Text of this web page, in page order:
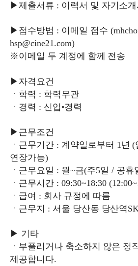
▶제출서류 : 이력서 및 자기소
▶ 접수방법 : 이메일 접수
hsp@cine21.com)
※이메일 두 계정에 함께 전송
▶ 자격요건
ㆍ학력 : 학력무관
ㆍ경력 : 신입 •경력
▶ 근무조건
ㆍ근무기간 : 계약일로부터 1년(
연장가능)
ㆍ근무요일 : 월~금(주5일 / 공휴
ㆍ근무시간 : 09:30~18:30
ㆍ급여 : 회사 규정에 따름
ㆍ근무지 : 서울 당산동 당산역
▶ 기타
ㆍ부풀리거나 축소하지 않은 정
제공합니다.